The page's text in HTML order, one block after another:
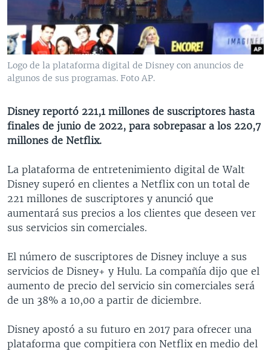
VENEZUELA
BRASIL
NICARAGUA
ECONOMÍA
ENTRETENIMIENTO Y CULTURA
TECNOLOGÍA
DEPORTES
MULTIMEDIA
VIDEOS
FOTOGRAFÍA
AUDIOS
PROGRAMAS TV
EL MUNDO AL DÍA
FORO INTERAMERICANO
LAS CLAVES
PANORAMA
RADIO
AVANCE INFORMATIVO
BUENOS DÍAS AMÉRICA
ESTADOS UNIDOS AL DÍA
FORO [RADIO]
DEPORTIVO INTERNACIONAL
NOTA ECONÓMICA
ENTRETENIMIENTO
DIRECT
Learning English
Idiomas
Logo de la plataforma digital de Disney con anuncios de
algunos de sus programas. Foto AP.
Disney reportó 221,1 millones de suscriptores hasta
finales de junio de 2022, para sobrepasar a los 220,7
millones de Netflix.
La plataforma de entretenimiento digital de Walt
Disney superó en clientes a Netflix con un total de
221 millones de suscriptores y anunció que
aumentará sus precios a los clientes que deseen ver
sus servicios sin comerciales.
El número de suscriptores de Disney incluye a sus
servicios de Disney+ y Hulu. La compañía dijo que el
aumento de precio del servicio sin comerciales será
de un 38% a 10,00 a partir de diciembre.
Disney apostó a su futuro en 2017 para ofrecer una
plataforma que compitiera con Netflix en medio del